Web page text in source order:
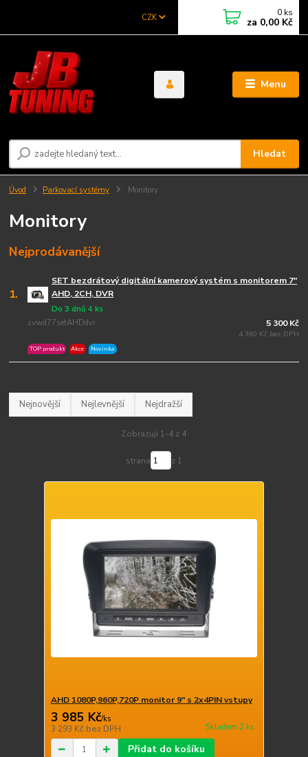
Menu
CZK
Hledat
0 ks
za 0,00 Kč
Úvod Parkovací systémy Monitory
Monitory
Nejprodávanější
1.
SET bezdrátový digitální kamerový systém s monitorem 7"
AHD, 2CH, DVR
svwd77setAHDdvr
Do 3 dnů 4 ks
TOP produkt Akce Novinka
5 300 Kč
4 380 Kč bez DPH
Nejnovější Nejlevnější Nejdražší
Zobrazuji 1-4 z 4
strana z 1
AHD 1080P,960P,720P monitor 9" s 2x4PIN vstupy
3 985 Kč/ks
3 293 Kč bez DPH Skladem 2 ks
Přidat do košíku